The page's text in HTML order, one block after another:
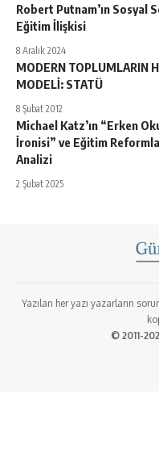
Robert Putnam’ın Sosyal
Eğitim İlişkisi
8 Aralık 2024
MODERN TOPLUMLARIN
MODELİ: STATÜ
8 Şubat 2012
Michael Katz’ın “Erken
İronisi” ve Eğitim
Analizi
2 Şubat 2025
Yazılan her yazı yazarların
© 2011-